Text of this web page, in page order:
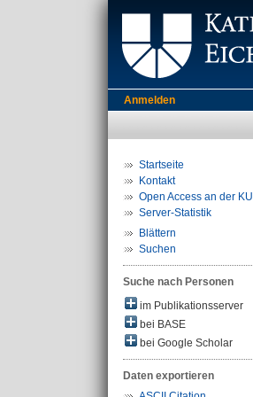
Anmelden
Startseite
Kontakt
Open Access an der KU
Server-Statistik
Blättern
Suchen
Suche nach Personen
im Publikationsserver
bei BASE
bei Google Scholar
Daten exportieren